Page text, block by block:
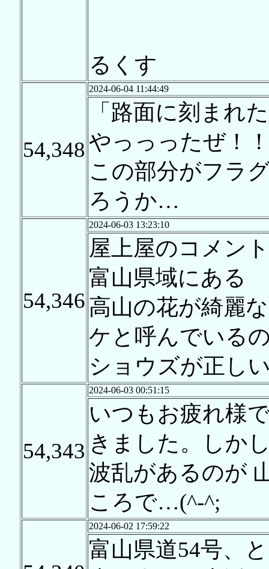
るくす
54,348
2024-06-04 11:44:49
「路面に刻まれ
やっっったぜ！
この部分がフラ
ろうか…
54,346
2024-06-03 13:23:10
屋上屋のコメン
富山県域にある
高山の花が綺麗
ケと呼んでいる
ショウズが正し
54,343
2024-06-03 00:51:15
いつもお疲れ様
きました。しか
波乱があるのが
ころで…(^-^;
2024-06-02 17:59:22
富山県道54号、